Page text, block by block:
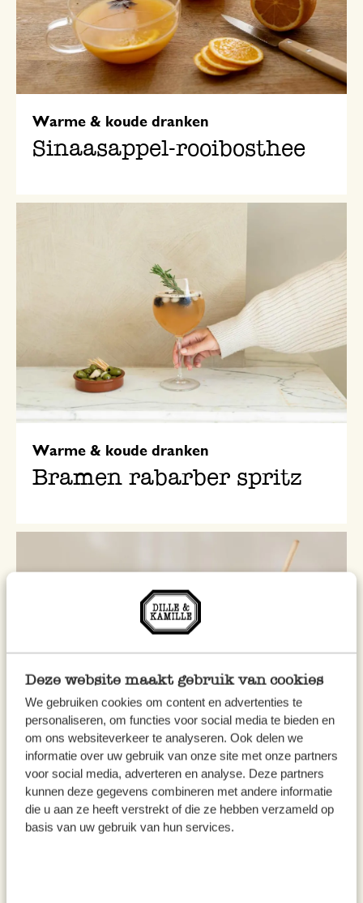
Deze website maakt gebruik van cookies
We gebruiken cookies om content en advertenties te
personaliseren, om functies voor social media te bieden en
om ons websiteverkeer te analyseren. Ook delen we
informatie over uw gebruik van onze site met onze partners
voor social media, adverteren en analyse. Deze partners
kunnen deze gegevens combineren met andere informatie
die u aan ze heeft verstrekt of die ze hebben verzameld op
basis van uw gebruik van hun services.
Warme & koude dranken
Sinaasappel-rooibosthee
Warme & koude dranken
Bramen rabarber spritz
Warme & koude dranken
Gingerbeer rozen en
granaatappel